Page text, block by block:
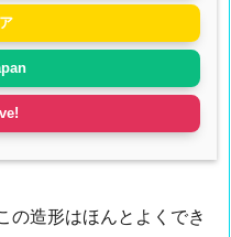
の造形はほんとよくでき